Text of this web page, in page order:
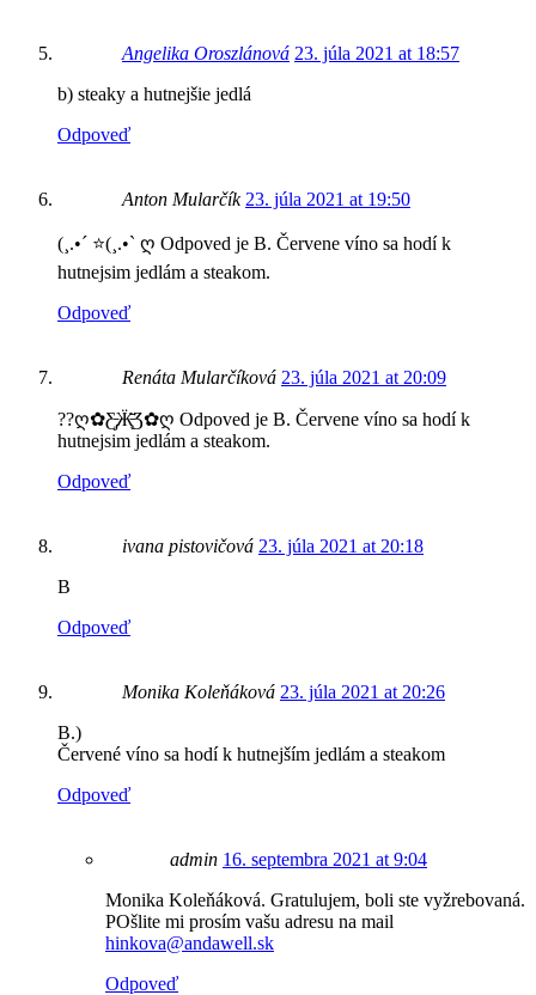
Angelika Oroszlánová 23. júla 2021 at 18:57
b) steaky a hutnejšie jedlá
Odpoveď
Anton Mularčík 23. júla 2021 at 19:50
(¸.•´ ⭐(¸.•` ღ Odpoved je B. Červene víno sa hodí k
hutnejsim jedlám a steakom.
Odpoveď
Renáta Mularčíková 23. júla 2021 at 20:09
??ღ✿Ƹ̵̡Ӝ̵̨̄Ʒ✿ღ Odpoved je B. Červene víno sa hodí k
hutnejsim jedlám a steakom.
Odpoveď
ivana pistovičová 23. júla 2021 at 20:18
B
Odpoveď
Monika Koleňáková 23. júla 2021 at 20:26
B.)
Červené víno sa hodí k hutnejším jedlám a steakom
Odpoveď
admin 16. septembra 2021 at 9:04
Monika Koleňáková. Gratulujem, boli ste vyžrebovaná.
POšlite mi prosím vašu adresu na mail
hinkova@andawell.sk
Odpoveď